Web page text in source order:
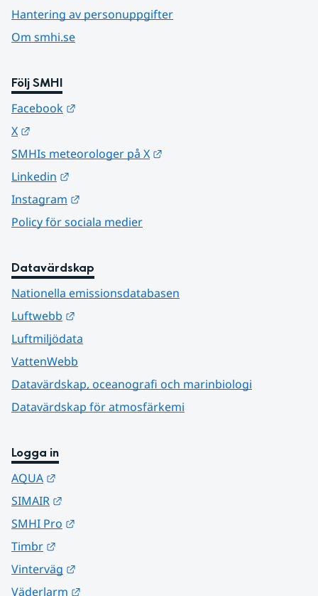
Hantering av personuppgifter
Om smhi.se
Följ SMHI
Facebook
X
SMHIs meteorologer på X
Linkedin
Instagram
Policy för sociala medier
Datavärdskap
Nationella emissionsdatabasen
Luftwebb
Luftmiljödata
VattenWebb
Datavärdskap, oceanografi och marinbiologi
Datavärdskap för atmosfärkemi
Logga in
AQUA
SIMAIR
SMHI Pro
Timbr
Vinterväg
Väderlarm